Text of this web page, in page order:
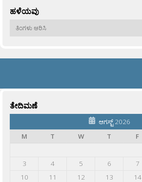
ಹಳೆಯವು
ಹಳೆಯವು
ತೇದಿಮಣೆ
ಆಗಸ್ಟ್ 2026
M
T W T F
3
4 5 6 7
10
11 12 13 14